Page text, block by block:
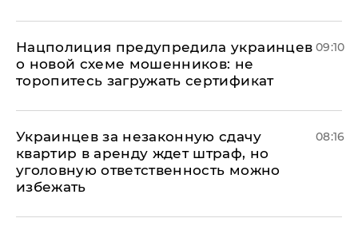
Нацполиция предупредила украинцев
о новой схеме мошенников: не
торопитесь загружать сертификат
09:10
Украинцев за незаконную сдачу
квартир в аренду ждет штраф, но
уголовную ответственность можно
избежать
08:16